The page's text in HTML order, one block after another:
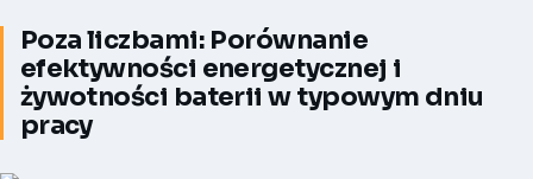
Poza liczbami: Porównanie
efektywności energetycznej i
żywotności baterii w typowym dniu
pracy